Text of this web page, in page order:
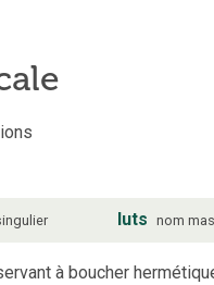
luts nom
à boucher